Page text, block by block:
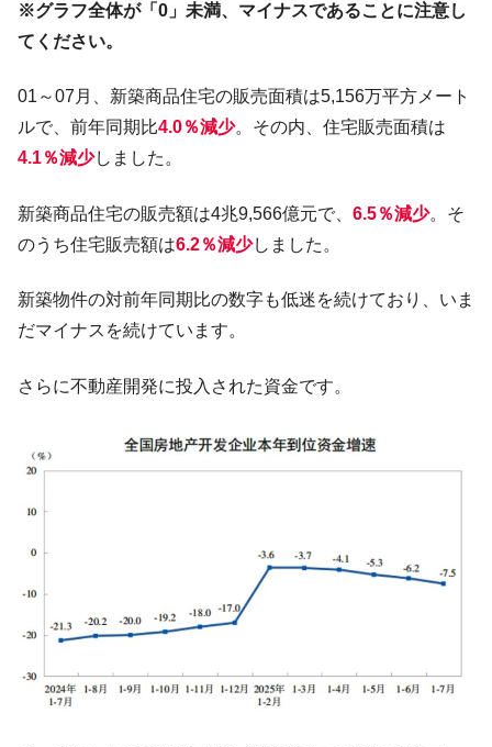
『Money1』
IT産業は人を雇用する効果は低い。全産業の
半分未満しか雇用を生まない
のは政界の責任だ」
『Money1』
韓国「2026年1Q 資金循環統計」面白い結果
に。
借入金が約8兆。信用格付け「ネガティブ」にダウン
『Money1』
韓国株式市場･暗黒の火曜日。サーキットブ
『Money1』 韓国･カードローン金利「15％」突破！
塊！
Fact1 今話題の「楽天ライオンズ」とは？
Fact1
Fact1
全て勝つといくら？ 競馬GI競走で勝利騎手がもら
平成仮面ライダーの意外すぎるモチーフとは？
Fact1
なスーパーリーグとは？
Fact1
日本人マスターズ挑戦の歴史。松山以前に最高位
※グラフ全体が「0」未満、マイナスであることに注意し
てください。
01～07月、新築商品住宅の販売面積は5,156万平方メート
ルで、前年同期比4.0％減少。その内、住宅販売面積は
4.1％減少しました。
新築商品住宅の販売額は4兆9,566億元で、 6.5％減少。そ
のうち住宅販売額は6.2％減少しました。
新築物件の対前年同期比の数字も低迷を続けており、いま
だマイナスを続けています。
さらに不動産開発に投入された資金です。